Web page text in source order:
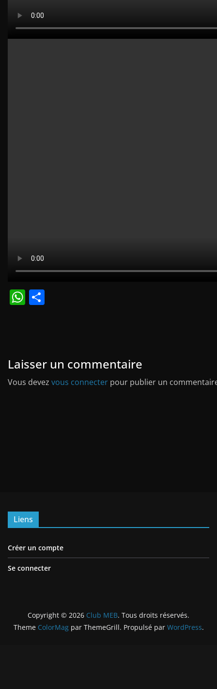
W
A
p
p
er
Laisser un commentaire
Vous devez vous connecter pour publier un
Liens
Créer un compte
Se connecter
Copyright © 2026 Club MEB. Tous droits réservés.
Theme ColorMagpar ThemeGrill. Propulsé par WordPress.